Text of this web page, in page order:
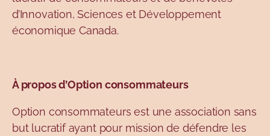
d’Innovation, Sciences et Développement
économique Canada.
À propos d’Option consommateurs
Option consommateurs est une association sans
but lucratif ayant pour mission de défendre les